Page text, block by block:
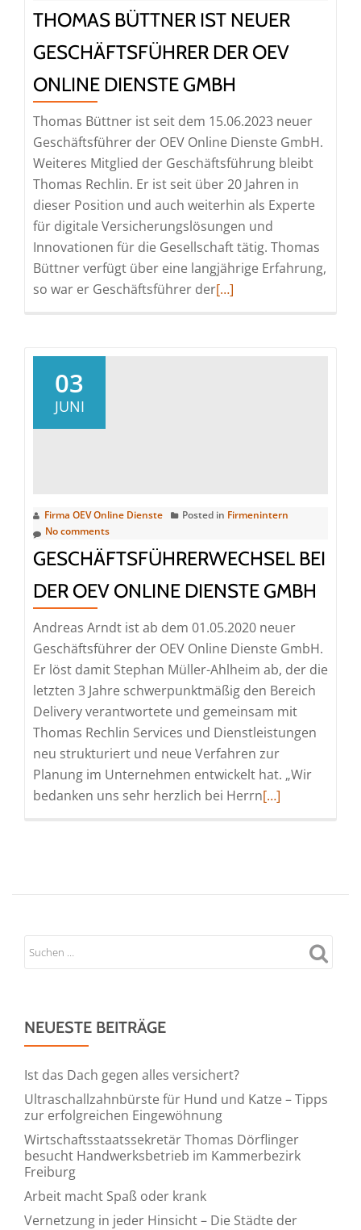
THOMAS BÜTTNER IST NEUER
GESCHÄFTSFÜHRER DER OEV
ONLINE DIENSTE GMBH
Thomas Büttner ist seit dem 15.06.2023 neuer
Geschäftsführer der OEV Online Dienste GmbH.
Weiteres Mitglied der Geschäftsführung bleibt
Thomas Rechlin. Er ist seit über 20 Jahren in
dieser Position und auch weiterhin als Experte
für digitale Versicherungslösungen und
Innovationen für die Gesellschaft tätig. Thomas
Büttner verfügt über eine langjährige Erfahrung,
so war er Geschäftsführer derRead
Dienste
[…]
03
JUNI
Firma OEV Online Dienste Posted in Firmenintern
No comments
GESCHÄFTSFÜHRERWECHSEL BEI
DER OEV ONLINE DIENSTE GMBH
Andreas Arndt ist ab dem 01.05.2020 neuer
Geschäftsführer der OEV Online Dienste GmbH.
Er löst damit Stephan Müller-Ahlheim ab, der die
letzten 3 Jahre schwerpunktmäßig den Bereich
Delivery verantwortete und gemeinsam mit
Thomas Rechlin Services und Dienstleistungen
neu strukturiert und neue Verfahren zur
Planung im Unternehmen entwickelt hat. „Wir
bedanken uns sehr herzlich bei HerrnRead
der
Online
[…]
NEUESTE BEITRÄGE
Ist das Dach gegen alles versichert?
Ultraschallzahnbürste für Hund und Katze – Tipps
zur erfolgreichen Eingewöhnung
Wirtschaftsstaatssekretär Thomas Dörflinger
besucht Handwerksbetrieb im Kammerbezirk
Freiburg
Arbeit macht Spaß oder krank
Vernetzung in jeder Hinsicht – Die Städte der